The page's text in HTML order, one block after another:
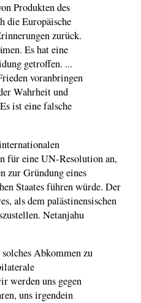
Produkten des
die Europäische
zurück.
Es hat eine
getroffen. ...
voranbringen
Wahrheit und
ist eine falsche
für eine UN-Resolution an,
zur Gründung eines
Staates führen würde. Der
als dem palästinensischen
Netanjahu
Abkommen zu
werden uns gegen
uns irgendein